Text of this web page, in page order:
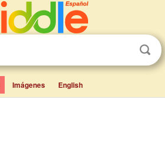
Imágenes English